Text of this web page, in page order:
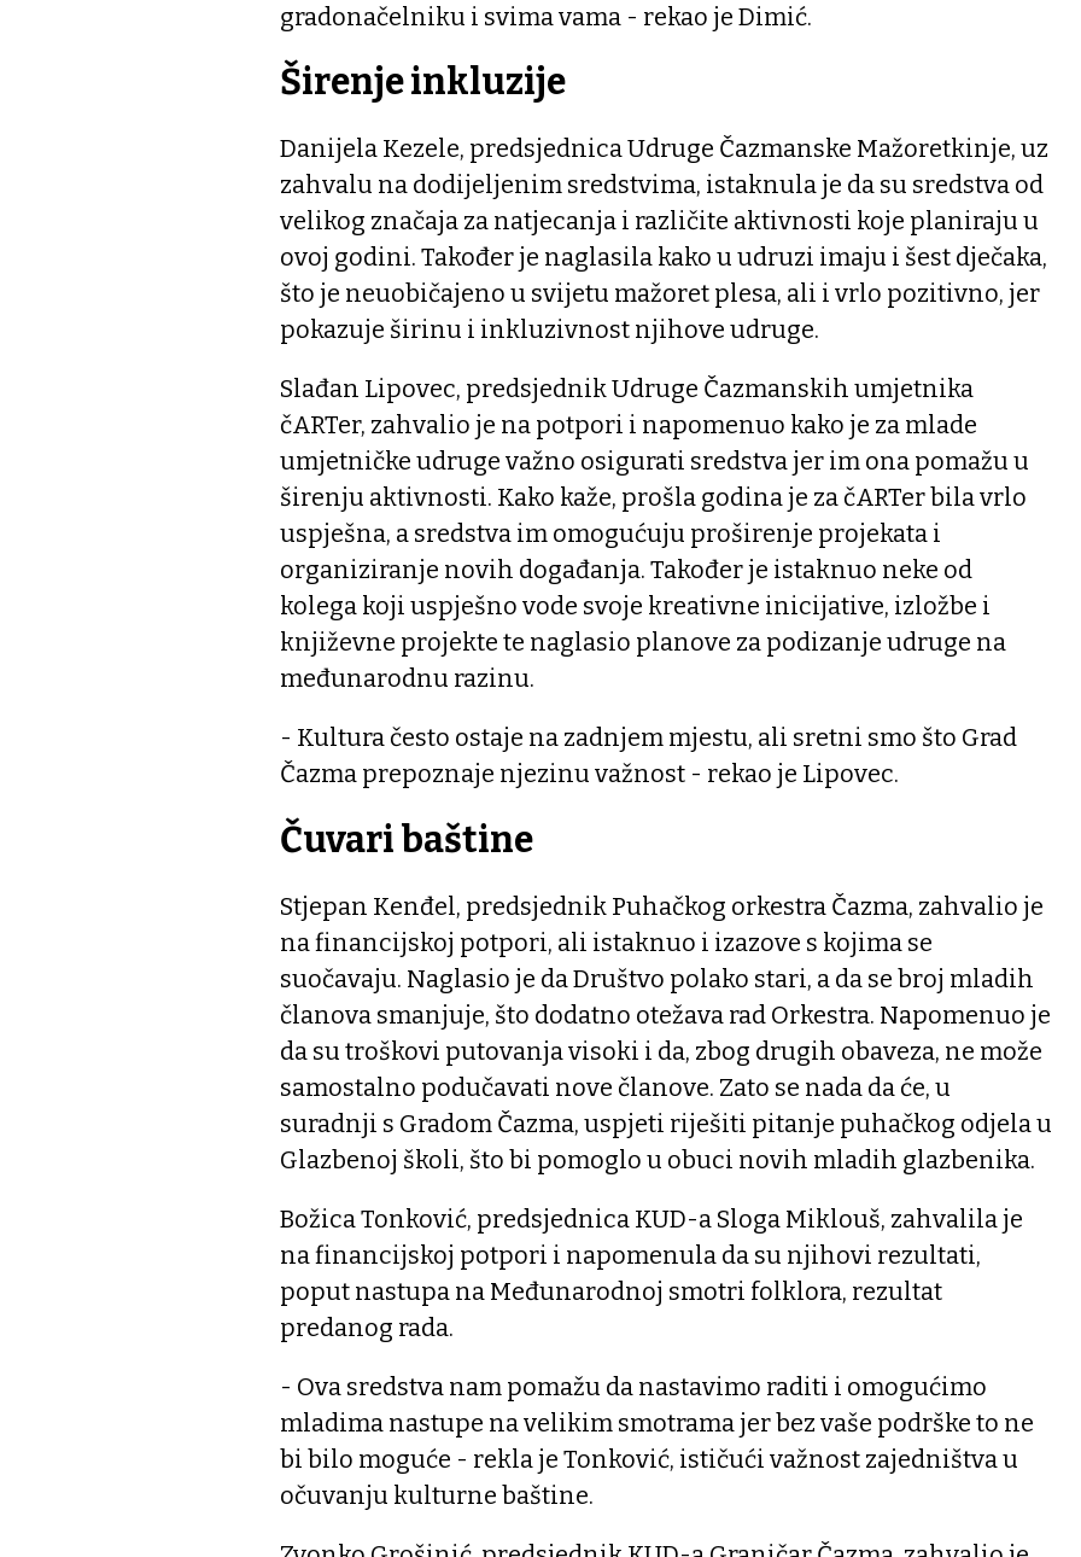
gradonačelniku i svima vama - rekao je Dimić.
Širenje inkluzije
Danijela Kezele, predsjednica Udruge Čazmanske Mažoretkinje, uz
zahvalu na dodijeljenim sredstvima, istaknula je da su sredstva od
velikog značaja za natjecanja i različite aktivnosti koje planiraju u
ovoj godini. Također je naglasila kako u udruzi imaju i šest dječaka,
što je neuobičajeno u svijetu mažoret plesa, ali i vrlo pozitivno, jer
pokazuje širinu i inkluzivnost njihove udruge.
Slađan Lipovec, predsjednik Udruge Čazmanskih umjetnika
čARTer, zahvalio je na potpori i napomenuo kako je za mlade
umjetničke udruge važno osigurati sredstva jer im ona pomažu u
širenju aktivnosti. Kako kaže, prošla godina je za čARTer bila vrlo
uspješna, a sredstva im omogućuju proširenje projekata i
organiziranje novih događanja. Također je istaknuo neke od
kolega koji uspješno vode svoje kreativne inicijative, izložbe i
književne projekte te naglasio planove za podizanje udruge na
međunarodnu razinu.
- Kultura često ostaje na zadnjem mjestu, ali sretni smo što Grad
Čazma prepoznaje njezinu važnost - rekao je Lipovec.
Čuvari baštine
Stjepan Kenđel, predsjednik Puhačkog orkestra Čazma, zahvalio je
na financijskoj potpori, ali istaknuo i izazove s kojima se
suočavaju. Naglasio je da Društvo polako stari, a da se broj mladih
članova smanjuje, što dodatno otežava rad Orkestra. Napomenuo je
da su troškovi putovanja visoki i da, zbog drugih obaveza, ne može
samostalno podučavati nove članove. Zato se nada da će, u
suradnji s Gradom Čazma, uspjeti riješiti pitanje puhačkog odjela u
Glazbenoj školi, što bi pomoglo u obuci novih mladih glazbenika.
Božica Tonković, predsjednica KUD-a Sloga Miklouš, zahvalila je
na financijskoj potpori i napomenula da su njihovi rezultati,
poput nastupa na Međunarodnoj smotri folklora, rezultat
predanog rada.
- Ova sredstva nam pomažu da nastavimo raditi i omogućimo
mladima nastupe na velikim smotrama jer bez vaše podrške to ne
bi bilo moguće - rekla je Tonković, ističući važnost zajedništva u
očuvanju kulturne baštine.